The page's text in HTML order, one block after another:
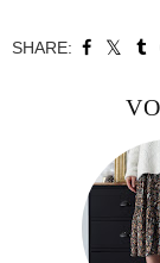
SHARE: